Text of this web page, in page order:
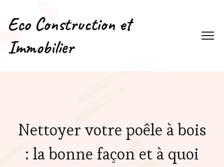
Eco Construction et
Immobilier
Nettoyer votre poêle à bois
: la bonne façon et à quoi